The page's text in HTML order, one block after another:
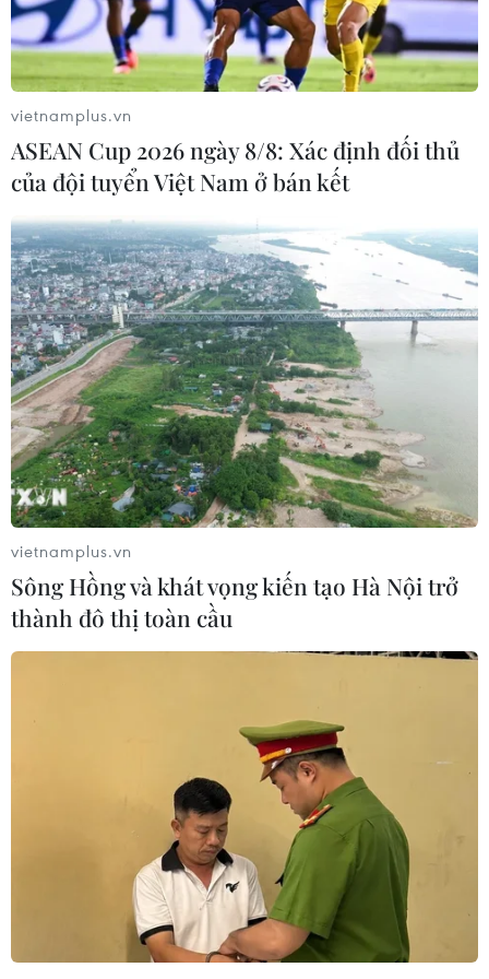
Tổng thống Mỹ Donald Trump nói
còn quá sớm để bàn về người kế
nhiệm
07/08/2026 06:29
Meta bồi thường gần 600 triệu USD
vì gây tổn hại sức khỏe tâm thần trẻ
em
07/08/2026 04:28
Chuyên gia Canada đánh giá cao bản
lĩnh đối ngoại của Việt Nam
07/08/2026 03:49
Venezuela khởi động đàm phán về
tiến trình chuyển giao chính trị
07/08/2026 02:58
Sập công trình tại Cuba khiến 2
Đảng Cộng hòa đề xuất dự luật trao
thêm thẩm quyền thuế quan cho ông
07/08/2026 00:33
Cựu Giám đốc Viện Quốc gia về Dị
vietnamplus.vn
ASEAN Cup 2026 ngày 8/8: Xác định đối thủ
của đội tuyển Việt Nam ở bán kết
vietnamplus.vn
Sông Hồng và khát vọng kiến tạo Hà Nội trở
thành đô thị toàn cầu